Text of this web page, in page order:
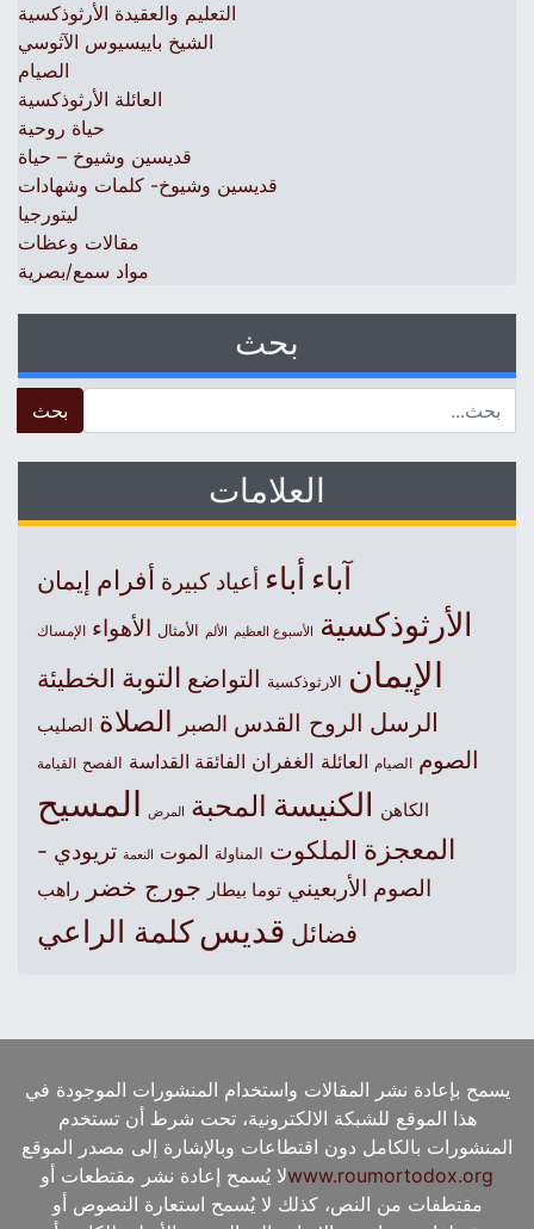
التعليم والعقيدة الأرثوذكسية
الشيخ باييسيوس الآثوسي
الصيام
العائلة الأرثوذكسية
حياة روحية
قديسين وشيوخ – حياة
قديسين وشيوخ- كلمات وشهادات
ليتورجيا
مقالات وعظات
مواد سمع/بصرية
بحث
العلامات
آباءأباء أعياد كبيرة أفرام إيمان
الأرثوذكسية الأسبوع العظيم الألم الأمثال الأهواء الإمساك
الإيمان الارثوذكسية التواضع التوبة الخطيئة
الرسل الروح القدس الصبر الصلاة الصليب
الصوم الصيام العائلة الغفران الفائقة القداسة الفصح القيامة
الكاهن الكنيسةالمحبة المرض المسيح
المعجزة الملكوت المناولة الموت النعمة تريودي -
الصوم الأربعيني توما بيطار جورج خضر راهب
فضائل قديس كلمة الراعي
يسمح بإعادة نشر المقالات واستخدام المنشورات الموجودة في
هذا الموقع للشبكة الالكترونية، تحت شرط أن تستخدم
المنشورات بالكامل دون اقتطاعات وبالإشارة إلى مصدر الموقع
www.roumortodox.orgلا يُسمح إعادة نشر مقتطعات أو
مقتطفات من النص، كذلك لا يُسمح استعارة النصوص أو